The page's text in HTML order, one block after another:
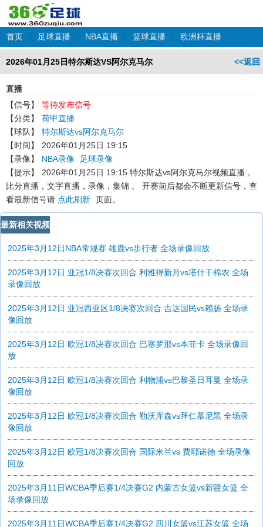
首页 | 足球直播 | NBA直播 | 篮球直播 | 欧洲杯直播
<<返回
2026年01月25日特尔斯达VS阿尔克马尔
直播
【信号】
等待发布信号
【分类】
荷甲直播
【球队】
特尔斯达vs阿尔克马尔
【时间】
2026年01月25日 19:15
【录像】
NBA录像
足球录像
【提示】
2026年01月25日 19:15 特尔斯达vs阿尔克马尔视频直播，
比分直播，文字直播，录像，集锦 。 开赛前后都会不断更新信号，查
看最新信号请 点此刷新 页面。
最新相关视频
2025年3月12日NBA常规赛 雄鹿vs步行者 全场录像回放
2025年3月12日 亚冠1/8决赛次回合 利雅得新月vs塔什干棉农 全场
录像回放
2025年3月12日 亚冠西亚区1/8决赛次回合 吉达国民vs赖扬 全场录
像回放
2025年3月12日 欧冠1/8决赛次回合 巴塞罗那vs本菲卡 全场录像回
放
2025年3月12日 欧冠1/8决赛次回合 利物浦vs巴黎圣日耳曼 全场录
像回放
2025年3月12日 欧冠1/8决赛次回合 勒沃库森vs拜仁慕尼黑 全场录
像回放
2025年3月12日 欧冠1/8决赛次回合 国际米兰vs 费耶诺德 全场录像
回放
2025年3月11日WCBA季后赛1/4决赛G2 内蒙古女篮vs新疆女篮 全
场录像回放
2025年3月11日WCBA季后赛1/4决赛G2 四川女篮vs江苏女篮 全场